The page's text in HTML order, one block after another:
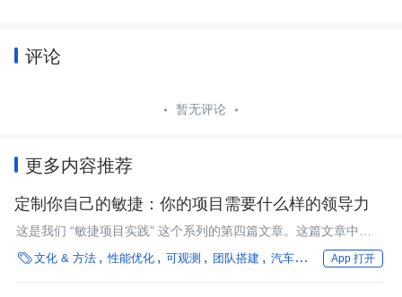
评论
暂无评论
更多内容推荐
定制你自己的敏捷：你的项目需要什么样的领导力
这是我们 “敏捷项目实践” 这个系列的第四篇文章。这篇文章中介
绍了你的团队可能缺乏的领导方式，以及什么情况下会需要这些方
式。
文化 & 方法 性能优化 可观测 团队搭建 汽车 行业深度App 打开